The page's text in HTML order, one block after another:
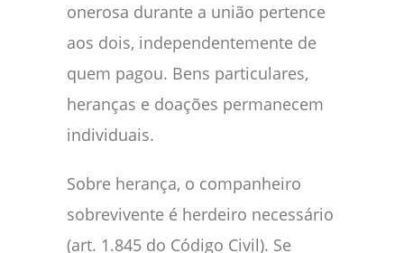
onerosa durante a união pertence
aos dois, independentemente de
quem pagou. Bens particulares,
heranças e doações permanecem
individuais.
Sobre herança, o companheiro
sobrevivente é herdeiro necessário
(art. 1.845 do Código Civil). Se